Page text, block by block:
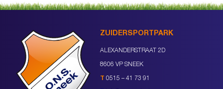
ZUIDERSPORTPARK
ALEXANDERSTRAAT 2D
8606 VP SNEEK
T 0515 – 41 73 91